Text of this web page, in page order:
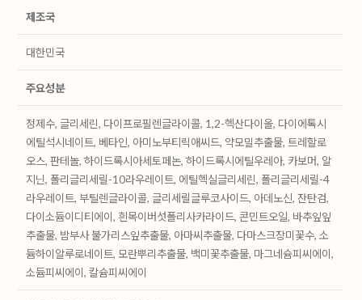
제조국
대한민국
주요성분
정제수, 글리세린, 다이프로필렌글라이콜, 1,2-헥산다이올, 다이에톡시
에틸석시네이트, 베타인, 아미노부티릭애씨드, 약모밀추출물, 트레할로
오스, 판테놀, 하이드록시아세토페논, 하이드록시에틸우레아, 카보머, 알
지닌, 폴리글리세릴-10라우레이트, 에틸헥실글리세린, 폴리글리세릴-4
라우레이트, 부틸렌글라이콜, 글리세릴글루코사이드, 아데노신, 잔탄검,
다이소듐이디티에이, 흰목이버섯폴리사카라이드, 콘민트오일, 바추잎잎
추출물, 밤부사 불가리스잎추출물, 아마씨추출물, 다마스크장미꽃수, 소
듐하이알루로네이트, 모란뿌리추출물, 백미꽃추출물, 마그네슘피씨에이,
소듐피씨에이, 칼슘피씨에이